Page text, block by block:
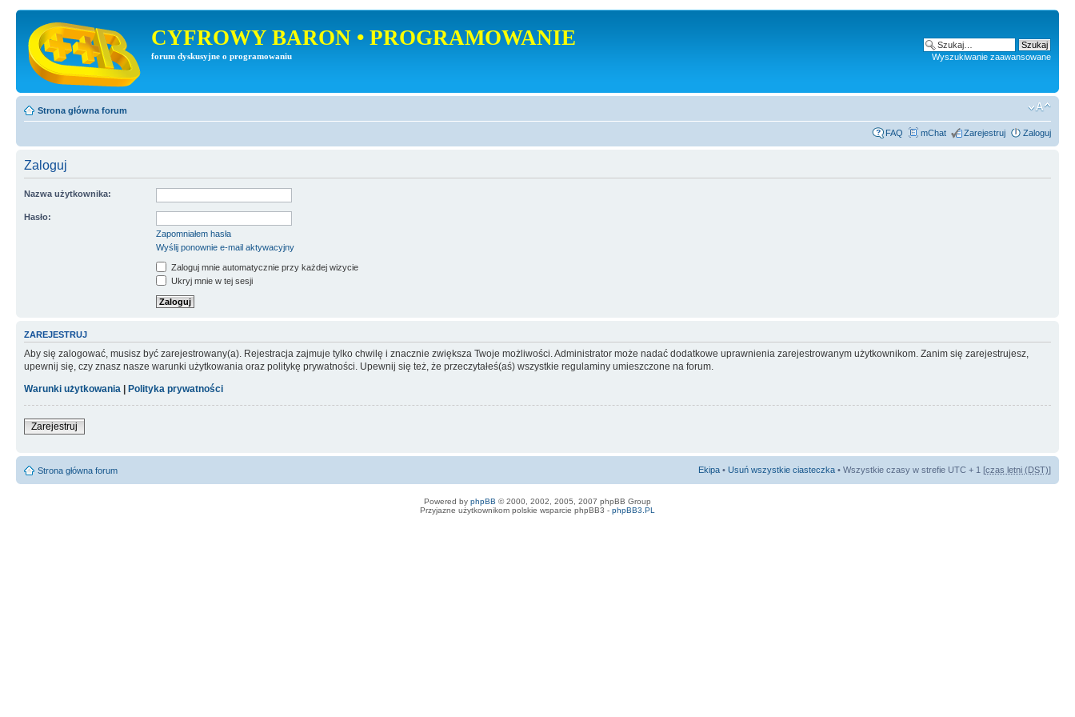
CYFROWY BARON • PROGRAMOWANIE
forum dyskusyjne o programowaniu Wyszukiwanie zaawansowane
Strona główna forum
FAQ mChat Zarejestruj Zaloguj
Zaloguj
Nazwa użytkownika:
Hasło:
Zapomniałem hasła
Wyślij ponownie e-mail aktywacyjny
Zaloguj mnie automatycznie przy każdej wizycie
Ukryj mnie w tej sesji
ZAREJESTRUJ
Aby się zalogować, musisz być zarejestrowany(a). Rejestracja zajmuje tylko chwilę i znacznie zwiększa Twoje możliwości. Administrator może nadać dodatkowe uprawnienia zarejestrowanym użytkownikom. Zanim się zarejestrujesz,
upewnij się, czy znasz nasze warunki użytkowania oraz politykę prywatności. Upewnij się też, że przeczytałeś(aś) wszystkie regulaminy umieszczone na forum.
Warunki użytkowania | Polityka prywatności
Zarejestruj
Strona główna forum Ekipa • Usuń wszystkie ciasteczka • Wszystkie czasy w strefie UTC + 1 [czas letni (DST)]
Powered by phpBB © 2000, 2002, 2005, 2007 phpBB Group
Przyjazne użytkownikom polskie wsparcie phpBB3 - phpBB3.PL